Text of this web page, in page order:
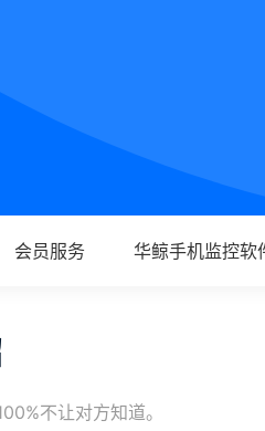
会员服务 华鲸手机监控软
不让对方知道。